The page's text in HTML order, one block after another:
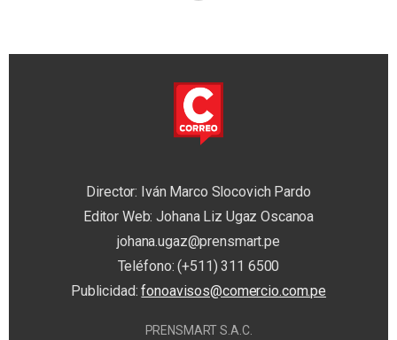
Director: Iván Marco Slocovich Pardo
Editor Web: Johana Liz Ugaz Oscanoa
johana.ugaz@prensmart.pe
Teléfono: (+511) 311 6500
Publicidad:fonoavisos@comercio.com.pe
PRENSMART S.A.C.